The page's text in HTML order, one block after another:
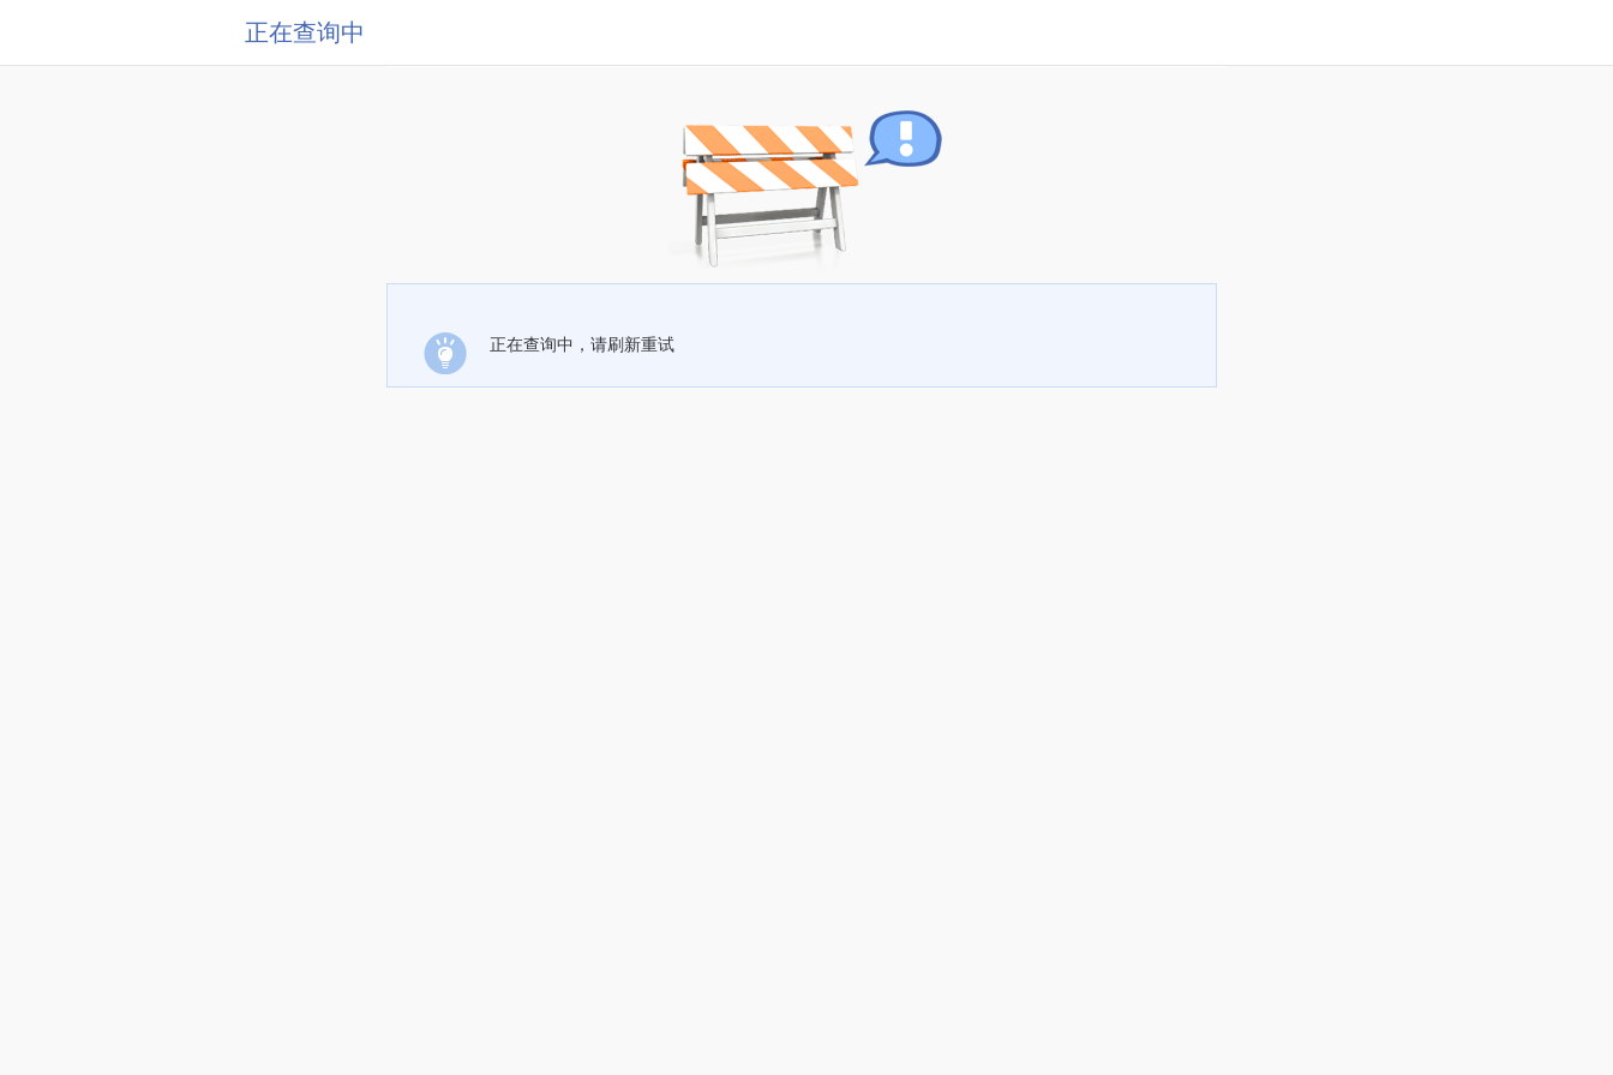
正在查询中
正在查询中，请刷新重试